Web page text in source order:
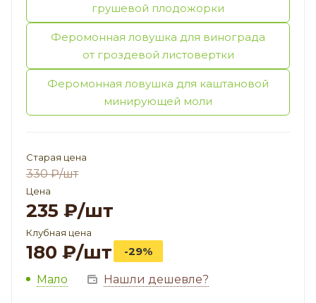
грушевой плодожорки
Феромонная ловушка для винограда
от гроздевой листовертки
Феромонная ловушка для каштановой
минирующей моли
Старая цена
330₽/шт
Цена
235 ₽/шт
Клубная цена
180 ₽/шт -29%
Мало Нашли дешевле?